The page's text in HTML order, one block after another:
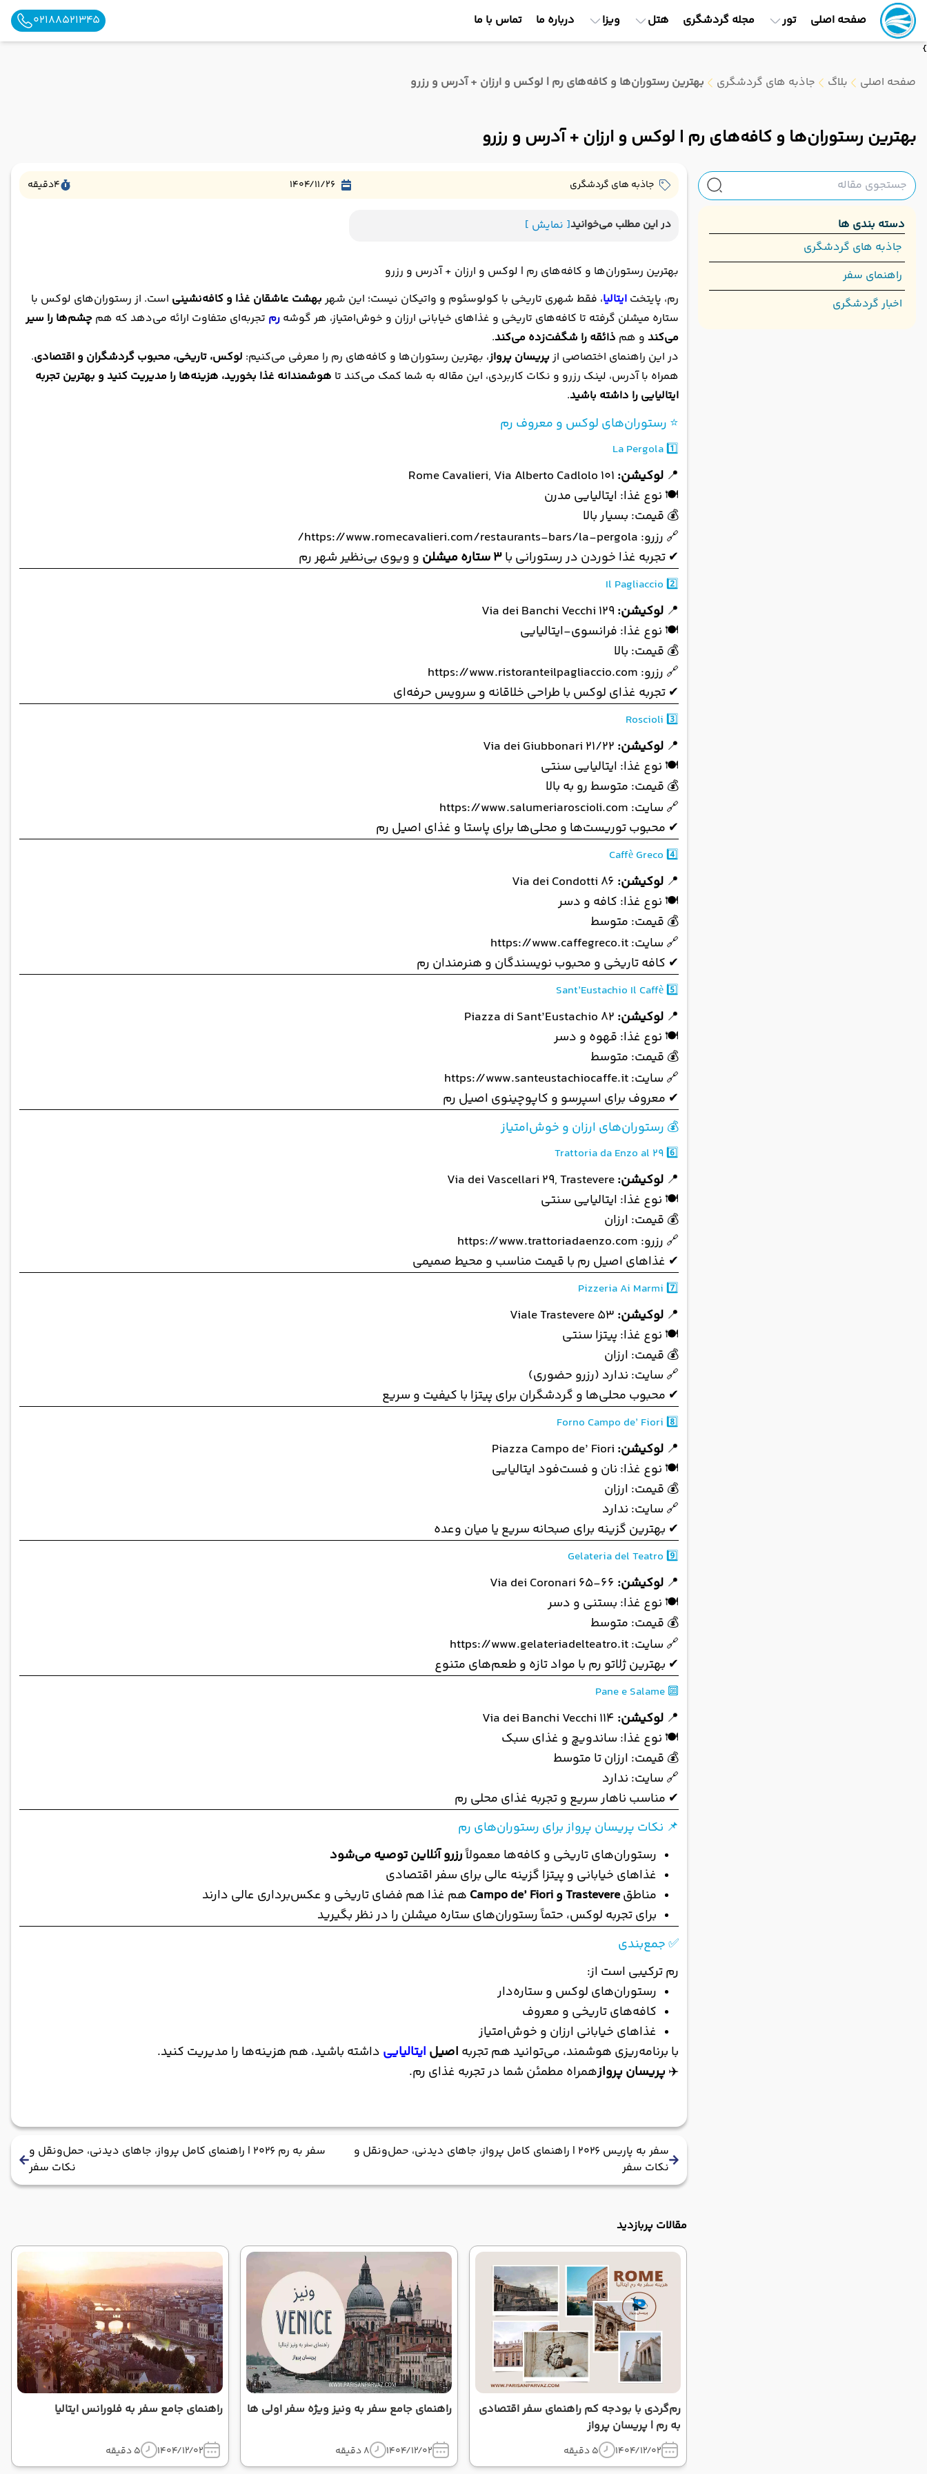
صفحه اصلی تور مجله گردشگری هتل ویزا درباره ما تماس با ما
02188521345
}
صفحه اصلی
بلاگ جاذبه های گردشگری بهترین رستوران‌ها و کافه‌های رم | لوکس و ارزان + آدرس و رزرو
بهترین رستوران‌ها و کافه‌های رم | لوکس و ارزان + آدرس و رزرو
دسته بندی ها
جاذبه های گردشگری
راهنمای سفر
اخبار گردشگری
جاذبه های گردشگری 1404/11/26
4دقیقه
در این مطلب می‌خوانید[ نمایش ]
بهترین رستوران‌ها و کافه‌های رم | لوکس و ارزان + آدرس و رزرو
رم، پایتخت ایتالیا، فقط شهری تاریخی با کولوسئوم و واتیکان نیست؛ این شهربهشت عاشقان غذا و کافه‌نشینی است. از رستوران‌های لوکس با
ستاره میشلن گرفته تا کافه‌های تاریخی و غذاهای خیابانی ارزان و خوش‌امتیاز، هر گوشه رم تجربه‌ای متفاوت ارائه می‌دهد که هم چشم‌ها را سیر
می‌کند و هم ذائقه را شگفت‌زده می‌کند.
در این راهنمای اختصاصی ازپریسان پرواز، بهترین رستوران‌ها و کافه‌های رم را معرفی می‌کنیم: لوکس، تاریخی، محبوب گردشگران و اقتصادی.
همراه با آدرس، لینک رزرو و نکات کاربردی، این مقاله به شما کمک می‌کند تا هوشمندانه غذا بخورید، هزینه‌ها را مدیریت کنید و بهترین تجربه
ایتالیایی را داشته باشید.
⭐ رستوران‌های لوکس و معروف رم
1️⃣
La Pergola
📍 لوکیشن:
🍽 نوع غذا: ایتالیایی مدرن
💰 قیمت: بسیار بالا
🔗 رزرو: https://www.romecavalieri.com/restaurants-bars/la-pergola/
✔ تجربه غذا خوردن در رستورانی با۳ ستاره میشلن و ویوی بی‌نظیر شهر رم
2️⃣
Il Pagliaccio
📍 لوکیشن:
🍽 نوع غذا: فرانسوی-ایتالیایی
💰 قیمت: بالا
🔗 رزرو: https://www.ristoranteilpagliaccio.com
✔ تجربه غذای لوکس با طراحی خلاقانه و سرویس حرفه‌ای
3️⃣
Roscioli
📍 لوکیشن:
🍽 نوع غذا: ایتالیایی سنتی
💰 قیمت: متوسط رو به بالا
🔗 سایت: https://www.salumeriaroscioli.com
✔ محبوب توریست‌ها و محلی‌ها برای پاستا و غذای اصیل رم
4️⃣
Caffè Greco
📍 لوکیشن:
🍽 نوع غذا: کافه و دسر
💰 قیمت: متوسط
🔗 سایت:https://www.caffegreco.it
✔ کافه تاریخی و محبوب نویسندگان و هنرمندان رم
5️⃣
Sant’Eustachio Il Caffè
📍 لوکیشن:
🍽 نوع غذا: قهوه و دسر
💰 قیمت: متوسط
🔗 سایت:https://www.santeustachiocaffe.it
✔ معروف برای اسپرسو و کاپوچینوی اصیل رم
💰 رستوران‌های ارزان و خوش‌امتیاز
6️⃣
Trattoria da Enzo al 29
📍 لوکیشن:
🍽 نوع غذا: ایتالیایی سنتی
💰 قیمت: ارزان
🔗 رزرو: https://www.trattoriadaenzo.com
✔ غذاهای اصیل رم با قیمت مناسب و محیط صمیمی
7️⃣
Pizzeria Ai Marmi
📍 لوکیشن:
🍽 نوع غذا: پیتزا سنتی
💰 قیمت: ارزان
🔗 سایت: ندارد (رزرو حضوری)
✔ محبوب محلی‌ها و گردشگران برای پیتزا با کیفیت و سریع
8️⃣
Forno Campo de’ Fiori
📍 لوکیشن:
🍽 نوع غذا: نان و فست‌فود ایتالیایی
💰 قیمت: ارزان
🔗 سایت: ندارد
✔ بهترین گزینه برای صبحانه سریع یا میان وعده
9️⃣
Gelateria del Teatro
📍 لوکیشن:
🍽 نوع غذا: بستنی و دسر
💰 قیمت: متوسط
🔗 سایت:https://www.gelateriadelteatro.it
✔ بهترین ژلاتو رم با مواد تازه و طعم‌های متنوع
🔟
Pane e Salame
📍 لوکیشن:
🍽 نوع غذا: ساندویچ و غذای سبک
💰 قیمت: ارزان تا متوسط
🔗 سایت: ندارد
✔ مناسب ناهار سریع و تجربه غذای محلی رم
📌 نکات پریسان پرواز برای رستوران‌های رم
رستوران‌های تاریخی و کافه‌ها معمولاًرزرو آنلاین توصیه می‌شود
غذاهای خیابانی و پیتزا گزینه عالی برای سفر اقتصادی
مناطقTrastevere و Campo de’ Fiori
هم غذا هم فضای تاریخی و عکس‌برداری عالی دارند
برای تجربه لوکس، حتماً رستوران‌های ستاره میشلن را در نظر بگیرید
✅ جمع‌بندی
رم ترکیبی است از:
رستوران‌های لوکس و ستاره‌دار
کافه‌های تاریخی و معروف
غذاهای خیابانی ارزان و خوش‌امتیاز
با برنامه‌ریزی هوشمند، می‌توانید هم تجربه اصیل ایتالیایی داشته باشید، هم هزینه‌ها را مدیریت کنید.
✈️ پریسان پروازهمراه مطمئن شما در تجربه غذای رم.
سفر به پاریس ۲۰۲۶ | راهنمای کامل پرواز، جاهای دیدنی، حمل‌ونقل و
نکات سفر
سفر به رم ۲۰۲۶ | راهنمای کامل پرواز، جاهای دیدنی، حمل‌ونقل و
نکات سفر
مقالات پربازدید
رم‌گردی با بودجه کم راهنمای سفر اقتصادی
به رم | پریسان پرواز
1404/12/02 5 دقیقه
راهنمای جامع سفر به ونیز ویژه سفر اولی ها
1404/12/02 8 دقیقه
راهنمای جامع سفر به فلورانس ایتالیا
1404/12/02 5 دقیقه